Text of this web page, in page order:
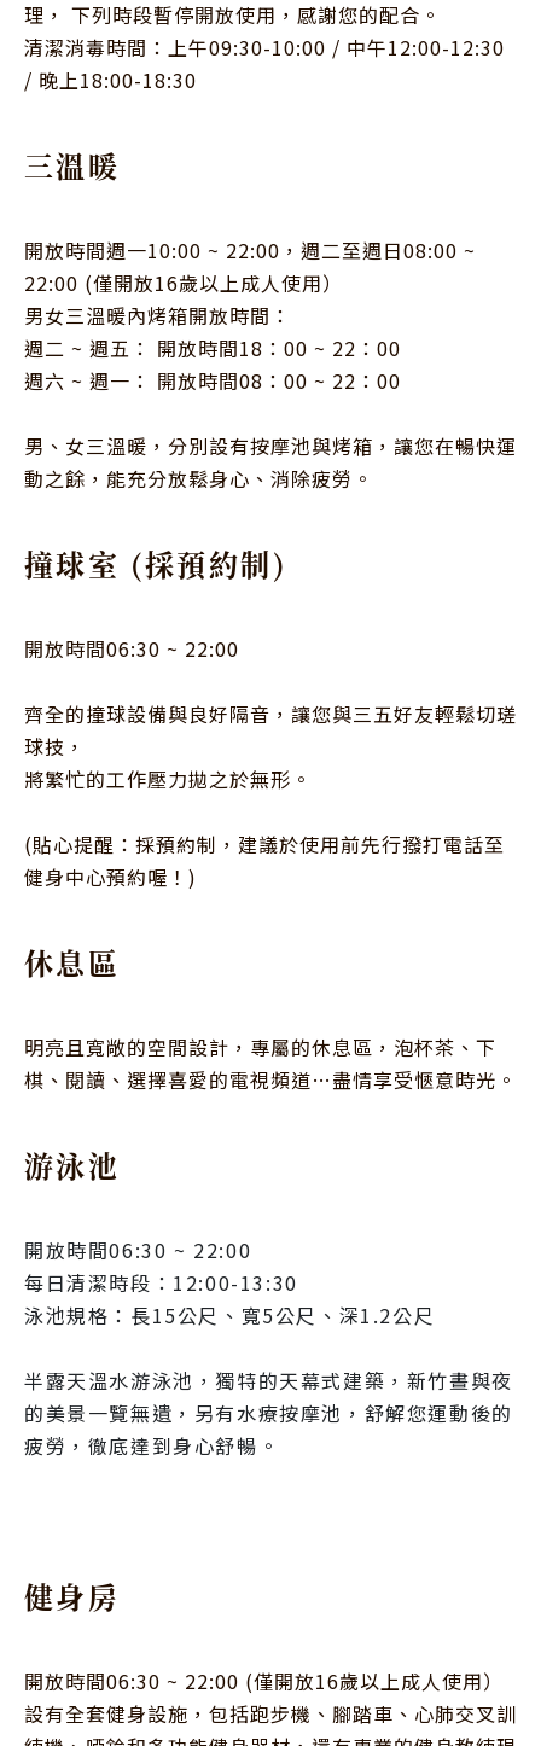
理， 下列時段暫停開放使用，感謝您的配合。
清潔消毒時間：上午09:30-10:00 / 中午12:00-12:30
/ 晚上18:00-18:30
三溫暖
開放時間週一10:00 ~ 22:00，週二至週日08:00 ~
22:00 (僅開放16歲以上成人使用）
男女三溫暖內烤箱開放時間：
週二 ~ 週五： 開放時間18：00 ~ 22：00
週六 ~ 週一： 開放時間08：00 ~ 22：00
男、女三溫暖，分別設有按摩池與烤箱，讓您在暢快運
動之餘，能充分放鬆身心、消除疲勞。
撞球室 (採預約制)
開放時間06:30 ~ 22:00
齊全的撞球設備與良好隔音，讓您與三五好友輕鬆切瑳
球技，
將繁忙的工作壓力拋之於無形。
(貼心提醒：採預約制，建議於使用前先行撥打電話至
健身中心預約喔！)
休息區
明亮且寬敞的空間設計，專屬的休息區，泡杯茶、下
棋、閱讀、選擇喜愛的電視頻道…盡情享受愜意時光。
游泳池
開放時間06:30 ~ 22:00
每日清潔時段：12:00-13:30
泳池規格：長15公尺、寬5公尺、深1.2公尺
半露天溫水游泳池，獨特的天幕式建築，新竹晝與夜
的美景一覽無遺，另有水療按摩池，舒解您運動後的
疲勞，徹底達到身心舒暢。
健身房
開放時間06:30 ~ 22:00 (僅開放16歲以上成人使用）
設有全套健身設施，包括跑步機、腳踏車、心肺交叉訓